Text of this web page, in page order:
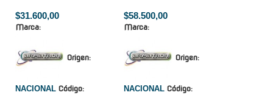
$31.600,00
Marca:
Origen:
NACIONAL Código:
$58.500,00
Marca:
Origen:
NACIONAL Código: